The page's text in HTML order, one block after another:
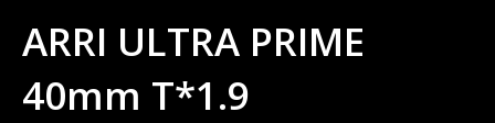
ARRI ULTRA PRIME
40mm T*1.9